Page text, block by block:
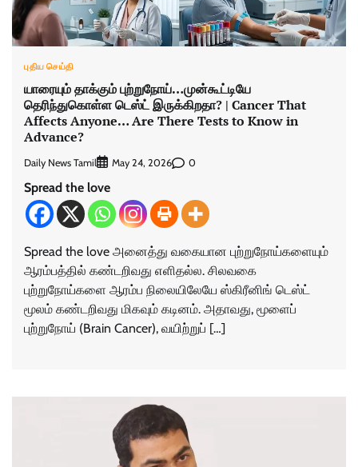
புதிய செய்தி
யாரையும் தாக்கும் புற்றுநோய்…முன்கூட்டியே
தெரிந்துகொள்ள டெஸ்ட் இருக்கிறதா? | Cancer That
Affects Anyone… Are There Tests to Know in
Advance?
Daily News Tamil May 24, 2026 0
Spread the love
Spread the love அனைத்து வகையான புற்றுநோய்களையும்
ஆரம்பத்தில் கண்டறிவது எளிதல்ல. சிலவகை
புற்றுநோய்களை ஆரம்ப நிலையிலேயே ஸ்கிரீனிங் டெஸ்ட்
மூலம் கண்டறிவது மிகவும் கடினம். அதாவது, மூளைப்
புற்றுநோய் (Brain Cancer), வயிற்றுப் […]